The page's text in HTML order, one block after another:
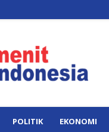
Indonesia
POLITIK EKONOMI